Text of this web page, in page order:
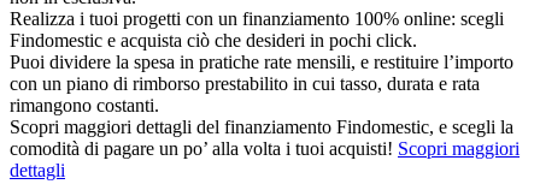
Realizza i tuoi progetti con un finanziamento 100% online: scegli
Findomestic e acquista ciò che desideri in pochi click.
Puoi dividere la spesa in pratiche rate mensili, e restituire l’importo
con un piano di rimborso prestabilito in cui tasso, durata e rata
rimangono costanti.
Scopri maggiori dettagli del finanziamento Findomestic, e scegli la
comodità di pagare un po’ alla volta i tuoi acquisti! Scopri maggiori
dettagli